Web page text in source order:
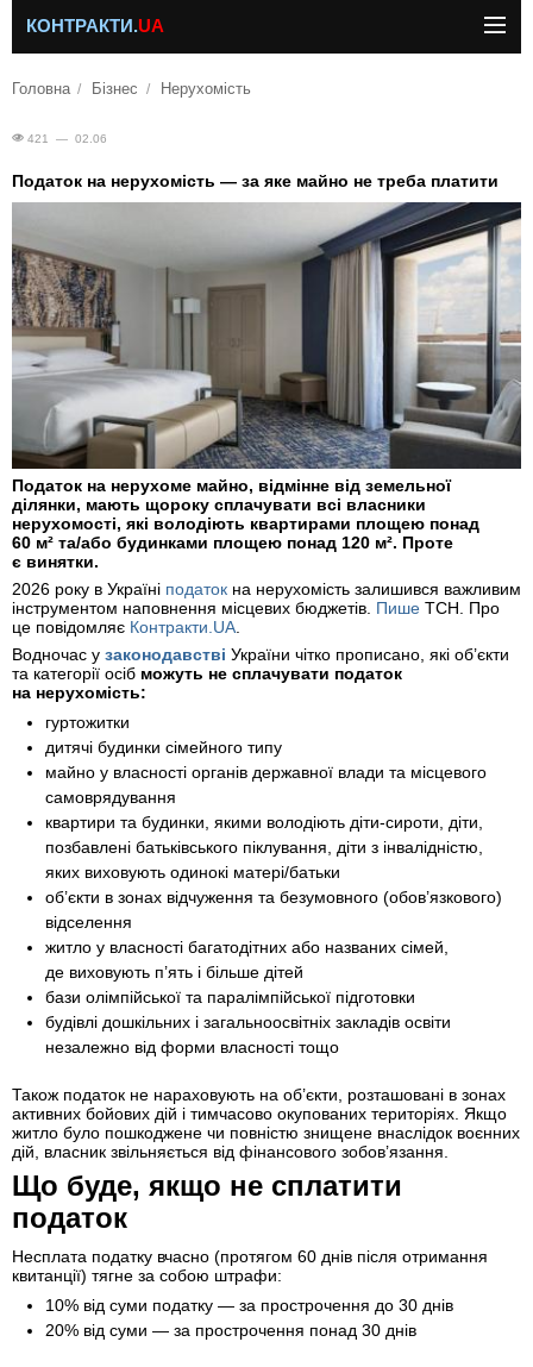
КОНТРАКТИ.UA
Головна Бізнес Нерухомість
421 — 02.06
Податок на нерухомість — за яке майно не треба платити
Податок на нерухоме майно, відмінне від земельної
ділянки, мають щороку сплачувати всі власники
нерухомості, які володіють квартирами площею понад
60 м² та/або будинками площею понад 120 м². Проте
є винятки.
2026 року в Україні податок на нерухомість залишився важливим
інструментом наповнення місцевих бюджетів. Пише ТСН. Про
це повідомляє Контракти.UA.
Водночас у законодавстві України чітко прописано, які об’єкти
та категорії осіб можуть не сплачувати податок
на нерухомість:
гуртожитки
дитячі будинки сімейного типу
майно у власності органів державної влади та місцевого
самоврядування
квартири та будинки, якими володіють діти-сироти, діти,
позбавлені батьківського піклування, діти з інвалідністю,
яких виховують одинокі матері/батьки
об’єкти в зонах відчуження та безумовного (обов’язкового)
відселення
житло у власності багатодітних або названих сімей,
де виховують п’ять і більше дітей
бази олімпійської та паралімпійської підготовки
будівлі дошкільних і загальноосвітніх закладів освіти
незалежно від форми власності тощо
Також податок не нараховують на об’єкти, розташовані в зонах
активних бойових дій і тимчасово окупованих територіях. Якщо
житло було пошкоджене чи повністю знищене внаслідок воєнних
дій, власник звільняється від фінансового зобов’язання.
Що буде, якщо не сплатити
податок
Несплата податку вчасно (протягом 60 днів після отримання
квитанції) тягне за собою штрафи:
10% від суми податку — за прострочення до 30 днів
20% від суми — за прострочення понад 30 днів